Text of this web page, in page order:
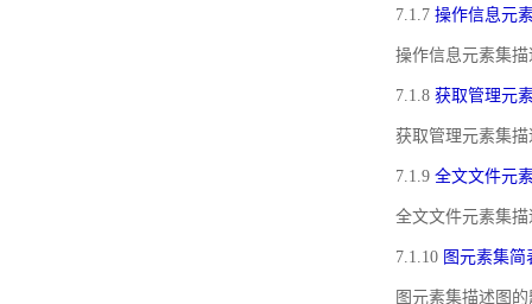
7.1.7 操作信息元
操作信息元素集
7.1.8 获取管理元
获取管理元素集
7.1.9 全文文件元
全文文件元素集
7.1.10 图元素集简
图元素集描述图